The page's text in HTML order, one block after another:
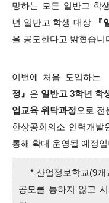
망하는 모든 일반고 학
년 일반고 학생 대상
『
을 공모한다고 밝혔습니
이번에 처음 도입하는
정』 은 일반고 3학년 학
업교육 위탁과정으로 전
한상공회의소 인력개발
통해 확대 운영될 예정
* 산업정보학교(9개
공모를 통하지 않고